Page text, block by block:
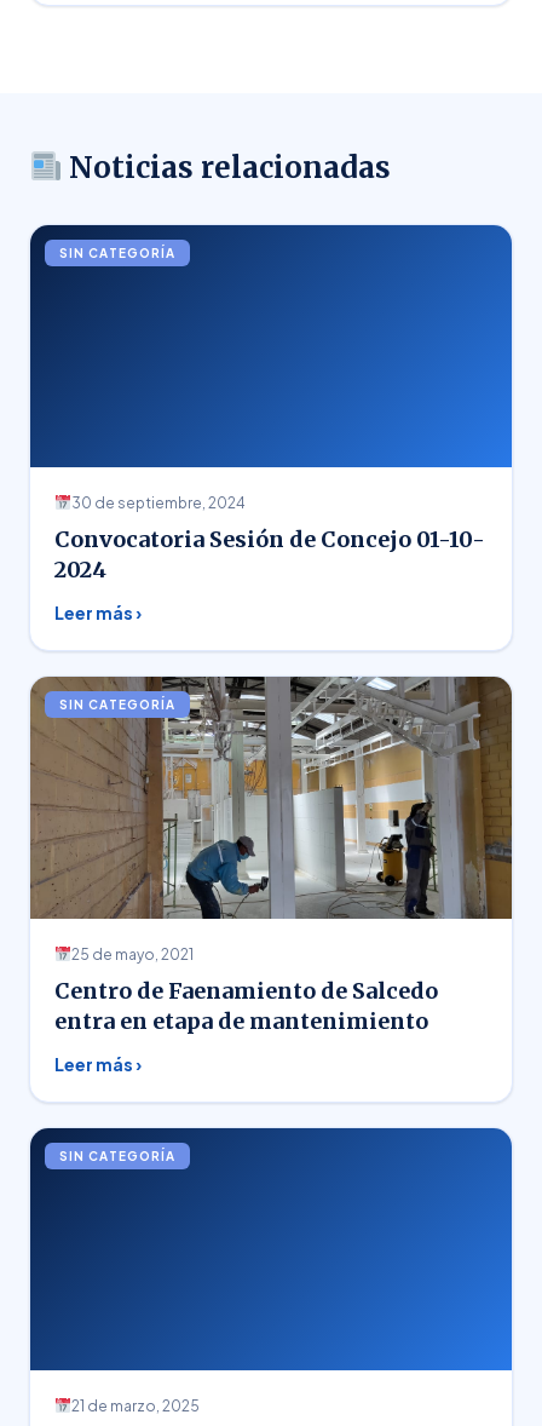
Noticias relacionadas
SIN CATEGORÍA
30 de septiembre, 2024
Convocatoria Sesión de Concejo 01-10-
2024
Leer más ›
SIN CATEGORÍA
25 de mayo, 2021
Centro de Faenamiento de Salcedo
entra en etapa de mantenimiento
Leer más ›
SIN CATEGORÍA
21 de marzo, 2025